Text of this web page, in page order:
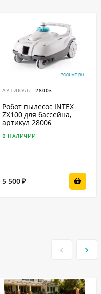
АРТИКУЛ: 28006
Робот пылесос INTEX
ZX100 для бассейна,
артикул 28006
В НАЛИЧИИ
5 500₽